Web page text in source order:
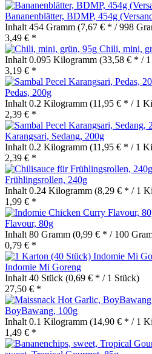
Bananenblätter, BDMP, 454g
Inhalt 454 Gramm (7,67 € * / 998
3,49 € *
Chili, mini,
Inhalt 0.095 Kilogramm (33,58 € * /
3,19 € *
Pedas, 200g
Inhalt 0.2 Kilogramm (11,95 € * / 1
2,39 € *
Karangsari, Sedang, 200g
Inhalt 0.2 Kilogramm (11,95 € * / 1
2,39 € *
Frühlingsrollen, 240g
Inhalt 0.24 Kilogramm (8,29 € * / 1
1,99 € *
Flavour, 80g
Inhalt 80 Gramm (0,99 € * / 100
0,79 € *
Indomie Mi Goreng
Inhalt 40 Stück (0,69 € * / 1 Stück)
27,50 € *
BoyBawang, 100g
Inhalt 0.1 Kilogramm (14,90 € * / 1
1,49 € *